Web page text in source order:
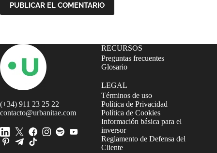
PUBLICAR EL COMENTARIO
(+34) 911 23 25 22
contacto@urbanitae.com
RECURSOS
Preguntas frecuentes
Glosario
LEGAL
Términos de uso
Política de Privacidad
Política de Cookies
Información básica para el
inversor
Reglamento de Defensa del
Cliente